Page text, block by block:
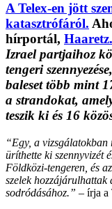
A Telex-en jött
katasztrófáról.
hírportál,
Izrael partjaihoz
tengeri
baleset több mint
a strandokat,
teszik ki és 16
“Egy, a
üríthette ki szennyvizét
Földközi-tengeren, és
szelek hozzájárulhattak
sodródásához.” – írja a